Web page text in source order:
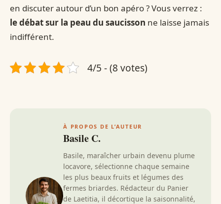
en discuter autour d’un bon apéro ? Vous verrez :
le débat sur la peau du saucisson ne laisse jamais
indifférent.
4/5 - (8 votes)
À PROPOS DE L’AUTEUR
Basile C.
Basile, maraîcher urbain devenu plume
locavore, sélectionne chaque semaine
les plus beaux fruits et légumes des
fermes briardes. Rédacteur du Panier
de Laetitia, il décortique la saisonnalité,